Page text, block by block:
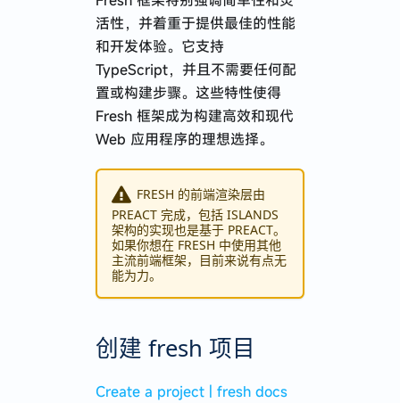
活性，并着重于提供最佳的性能
和开发体验。它支持
TypeScript，并且不需要任何配
置或构建步骤。这些特性使得
Fresh 框架成为构建高效和现代
Web 应用程序的理想选择。
FRESH 的前端渲染层由
PREACT 完成，包括 ISLANDS
架构的实现也是基于 PREACT。
如果你想在 FRESH 中使用其他
主流前端框架，目前来说有点无
能为力。
创建 fresh 项目
Create a project | fresh docs